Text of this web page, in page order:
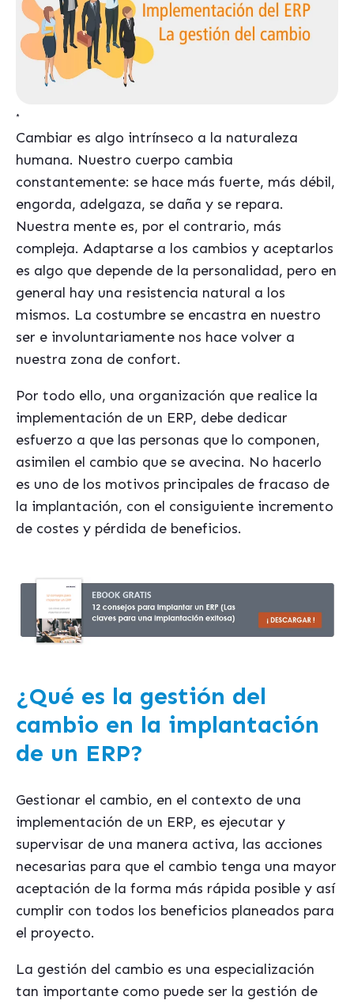
*
Cambiar es algo intrínseco a la naturaleza
humana. Nuestro cuerpo cambia
constantemente: se hace más fuerte, más débil,
engorda, adelgaza, se daña y se repara.
Nuestra mente es, por el contrario, más
compleja. Adaptarse a los cambios y aceptarlos
es algo que depende de la personalidad, pero en
general hay una resistencia natural a los
mismos. La costumbre se encastra en nuestro
ser e involuntariamente nos hace volver a
nuestra zona de confort.
Por todo ello, una organización que realice la
implementación de un ERP, debe dedicar
esfuerzo a que las personas que lo componen,
asimilen el cambio que se avecina. No hacerlo
es uno de los motivos principales de fracaso de
la implantación, con el consiguiente incremento
de costes y pérdida de beneficios.
¿Qué es la gestión del
cambio en la implantación
de un ERP?
Gestionar el cambio, en el contexto de una
implementación de un ERP, es ejecutar y
supervisar de una manera activa, las acciones
necesarias para que el cambio tenga una mayor
aceptación de la forma más rápida posible y así
cumplir con todos los beneficios planeados para
el proyecto.
La gestión del cambio es una especialización
tan importante como puede ser la gestión de